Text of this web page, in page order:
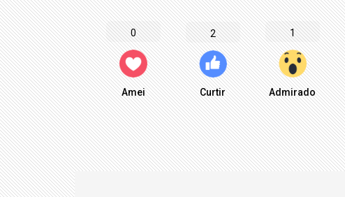
0
Amei
2
Curtir
1
Admirado